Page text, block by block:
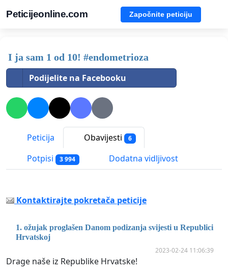
Peticijeonline.com Započnite peticiju
I ja sam 1 od 10! #endometrioza
Podijelite na Facebooku
Peticija Obavijesti 6
Potpisi 3 994 Dodatna vidljivost
Kontaktirajte pokretača peticije
1. ožujak proglašen Danom podizanja svijesti u Republici
Hrvatskoj
2023-02-24 11:06:39
Drage naše iz Republike Hrvatske!